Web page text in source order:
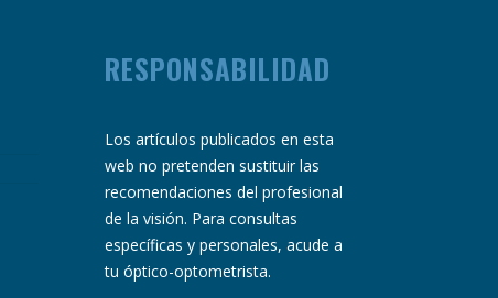
RESPONSABILIDAD
Los artículos publicados en esta
web no pretenden sustituir las
recomendaciones del profesional
de la visión. Para consultas
específicas y personales, acude a
tu óptico-optometrista.